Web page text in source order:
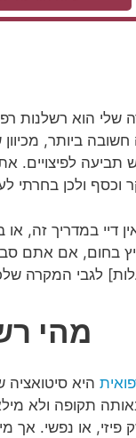
הוא רשלנות
חשובה ביותר,
תביעה
וכסף ולכן
דיי במדריך זה,
בחום, אם אתם
לגבי המקרה
מהי
היא
תקופה ולא
פיזי, או נפשי.